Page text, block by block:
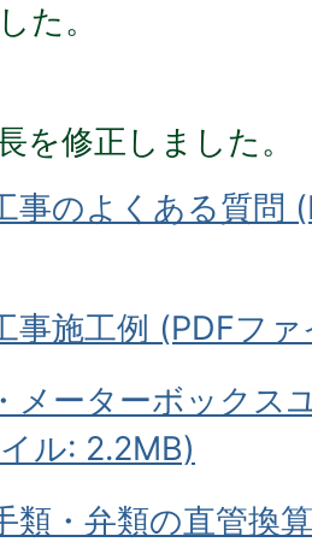
た。
を修正しました。
事のよくある質問
事施工例 (PDFフ
メーターボックス
ル: 2.2MB)
類・弁類の直管換